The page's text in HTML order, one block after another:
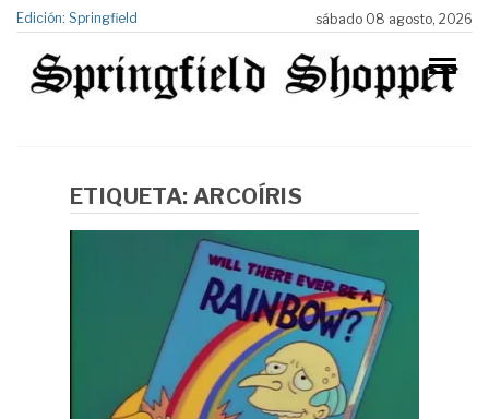
Edición: Springfield sábado 08 agosto, 2026
ETIQUETA:ARCOÍRIS